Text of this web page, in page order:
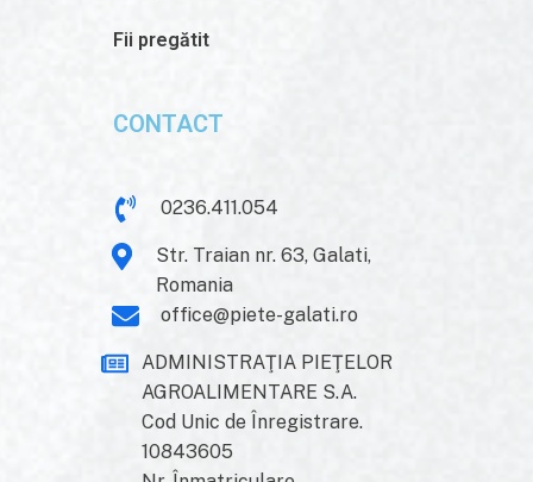
Fii pregătit
CONTACT
0236.411.054
Str. Traian nr. 63, Galati,
Romania
office@piete-galati.ro
ADMINISTRAŢIA PIEŢELOR
AGROALIMENTARE S.A.
Cod Unic de Înregistrare.
10843605